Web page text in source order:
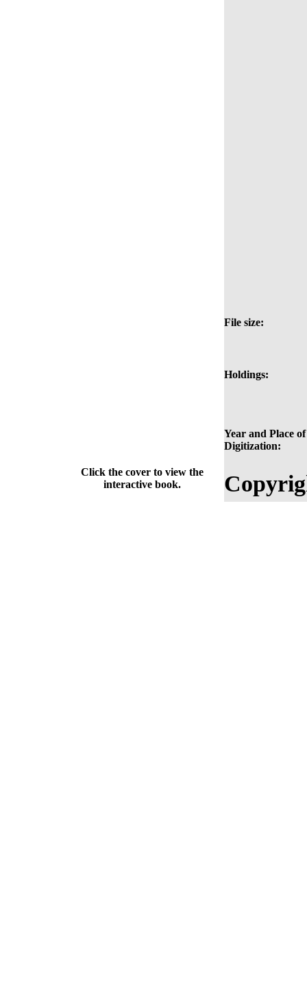
File size:
Holdings:
Year and Place of
Digitization:
Click the cover to view the
interactive book.